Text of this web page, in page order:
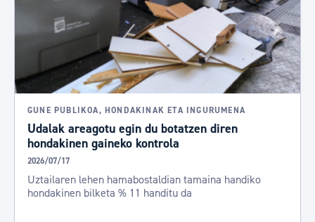
GUNE PUBLIKOA, HONDAKINAK ETA INGURUMENA
Udalak areagotu egin du botatzen diren
hondakinen gaineko kontrola
2026/07/17
Uztailaren lehen hamabostaldian tamaina handiko
hondakinen bilketa % 11 handitu da